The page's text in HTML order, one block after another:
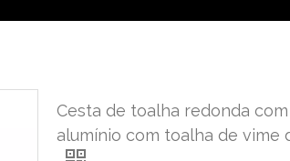
Cesta de toalha redonda
alumínio com toalha de vime